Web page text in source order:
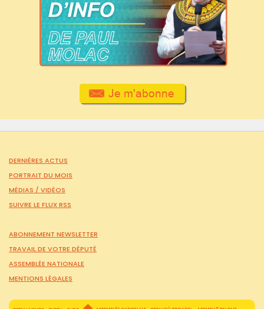
DERNIÈRES ACTUS
PORTRAIT DU MOIS
MÉDIAS / VIDÉOS
SUIVRE LE FLUX RSS
ABONNEMENT NEWSLETTER
TRAVAIL DE VOTRE DÉPUTÉ
ASSEMBLÉE NATIONALE
MENTIONS LÉGALES